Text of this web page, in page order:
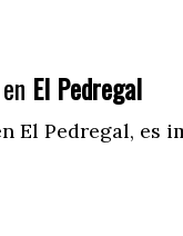
El Pedregal
El Pedregal, es